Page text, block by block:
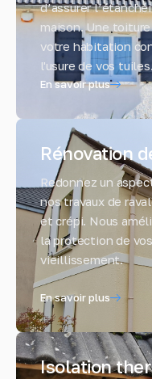
d’assurer
maison. Une
votre habitation
l'usure de vos tuiles.
En savoir plus
Rénovation
Redonnez un
nos travaux de
et crépi. Nous
la protection de
vieillissement.
En savoir plus
Isolation